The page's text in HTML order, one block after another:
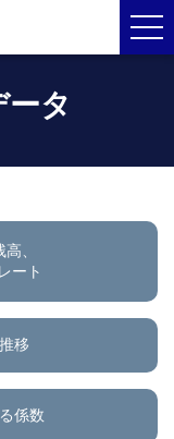
タ
、
ート
移
係数